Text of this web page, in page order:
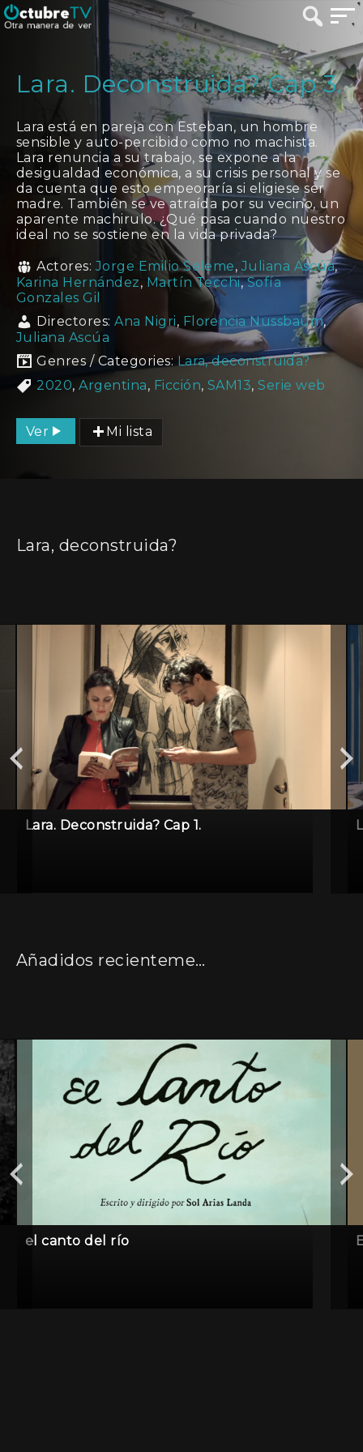
Lara. Deconstruida? Cap 3.
Lara está en pareja con Esteban, un hombre
sensible y auto-percibido como no machista.
Lara renuncia a su trabajo, se expone a la
desigualdad económica, a su crisis personal y se
da cuenta que esto empeoraría si eligiese ser
madre. También se ve atraída por su vecino, un
aparente machirulo. ¿Qué pasa cuando nuestro
ideal no se sostiene en la vida privada?
Actores: Jorge Emilio Seleme, Juliana Ascúa,
Karina Hernández, Martín Tecchi,Sofía
Gonzales Gil
Directores:Ana Nigri, Florencia Nussbaum,
Juliana Ascúa
Genres / Categories: Lara, deconstruida?
2020,Argentina, Ficción,SAM13,Serie web
Ver Mi lista
Lara, deconstruida?
Lara. Deconstruida? Cap 1.
Añadidos recientemente
el canto del río